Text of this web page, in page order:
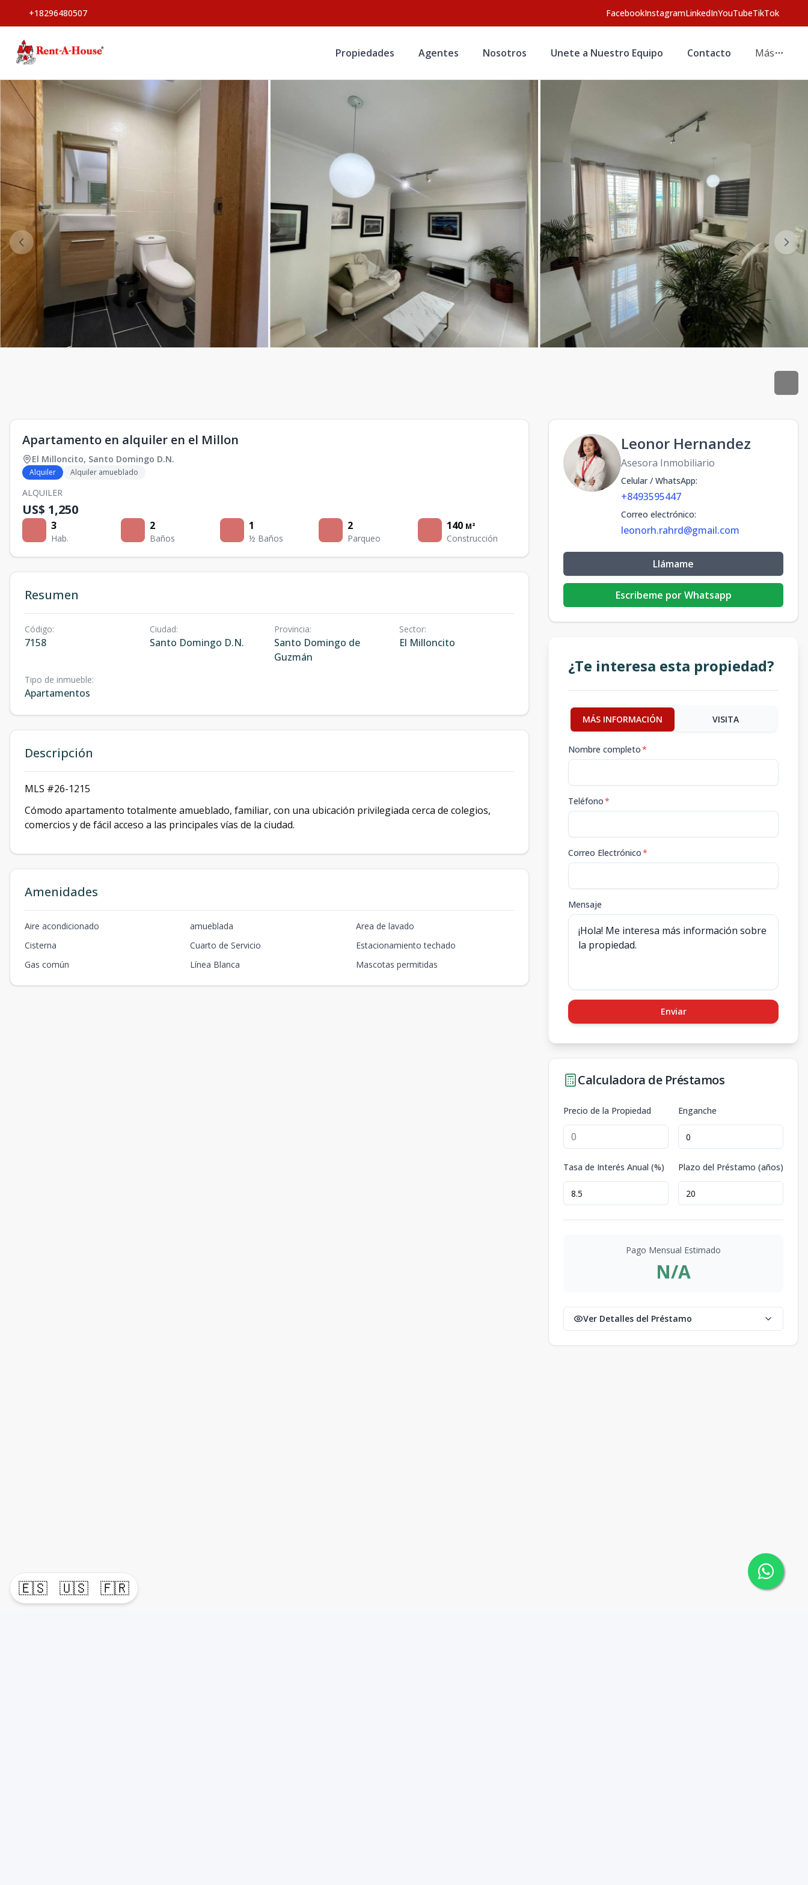
🇪🇸 🇺🇸 🇫🇷
+18296480507 FacebookInstagramLinkedInYouTubeTikTok
Propiedades Agentes Nosotros Unete a Nuestro Equipo Contacto Más
Apartamento en alquiler en el Millon
El Milloncito, Santo Domingo D.N.
Alquiler Alquiler amueblado
ALQUILER
US$ 1,250
3
Hab.
2
Baños
1
½ Baños
2
Parqueo
140 M²
Construcción
Resumen
Código:
7158
Ciudad:
Santo Domingo D.N.
Provincia:
Santo Domingo de
Guzmán
Sector:
El Milloncito
Tipo de inmueble:
Apartamentos
Descripción
MLS #26-1215
Cómodo apartamento totalmente amueblado, familiar, con una ubicación privilegiada cerca de colegios,
comercios y de fácil acceso a las principales vías de la ciudad.
Amenidades
Aire acondicionado amueblada
Area de lavado
Cisterna
Cuarto de Servicio
Estacionamiento techado
Gas común
Línea Blanca Mascotas permitidas
Leonor Hernandez
Asesora Inmobiliario
Celular / WhatsApp:
+8493595447
Correo electrónico:
leonorh.rahrd@gmail.com
Llámame
Escribeme por Whatsapp
¿Te interesa esta propiedad?
MÁS INFORMACIÓN VISITA
Nombre completo*
Teléfono*
Correo Electrónico*
Mensaje
Enviar
Calculadora de Préstamos
Precio de la Propiedad Enganche
Tasa de Interés Anual (%) Plazo del Préstamo (años)
Pago Mensual Estimado
N/A
Ver Detalles del Préstamo